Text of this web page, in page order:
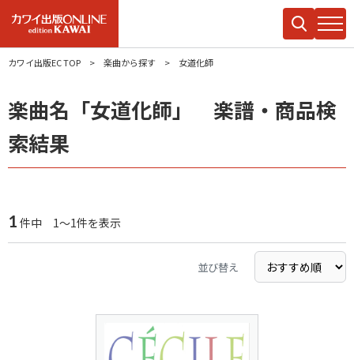
カワイ出版EC TOP 楽曲から探す 女道化師
楽曲名「女道化師」 楽譜・商品検
索結果
1 件中 1～1件を表示
並び替え